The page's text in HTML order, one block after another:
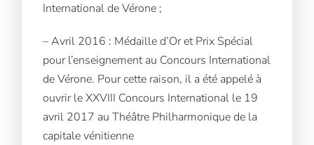
International de Vérone ;
– Avril 2016 : Médaille d’Or et Prix Spécial
pour l’enseignement au Concours International
de Vérone. Pour cette raison, il a été appelé à
ouvrir le XXVIII Concours International le 19
avril 2017 au Théâtre Philharmonique de la
capitale vénitienne